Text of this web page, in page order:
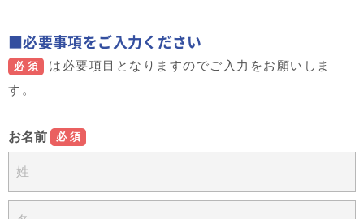
■必要事項をご入力ください
必須
は必要項目となりますのでご入力をお願いしま
す。
お名前 必須